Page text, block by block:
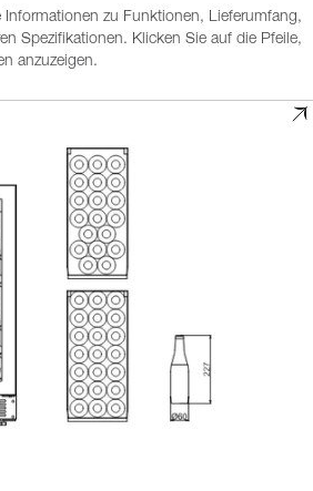
Informationen zu Funktionen, Lieferumfang,
Spezifikationen. Klicken Sie auf die Pfeile,
anzuzeigen.